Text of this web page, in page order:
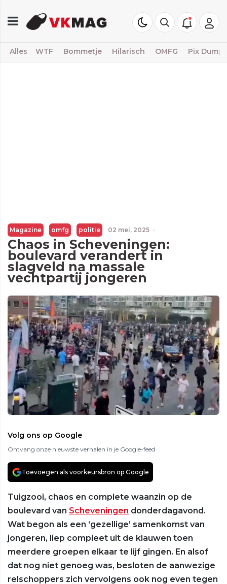
Alles WTF Bommetje Hilarisch OMFG Pix Dump
Magazine omfg politie 02 mei, 2025 ·
Chaos in Scheveningen:
boulevard verandert in
slagveld na massale
vechtpartij jongeren
Volg ons op Google
Ontvang onze nieuwste verhalen in je Google-feed
Toevoegen als voorkeursbron op Google
Tuigzooi, chaos en complete waanzin op de
boulevard van Scheveningen donderdagavond.
Wat begon als een ‘gezellige’ samenkomst van
jongeren, liep compleet uit de klauwen toen
meerdere groepen elkaar te lijf gingen. En alsof
dat nog niet genoeg was, besloten de aanwezige
relschoppers zich vervolgens ook nog even tegen